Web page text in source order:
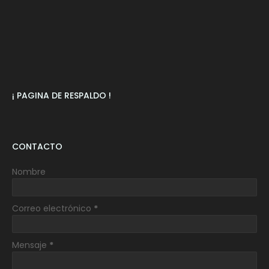
¡ PAGINA DE RESPALDO !
CONTACTO
Nombre
Correo electrónico *
Mensaje *